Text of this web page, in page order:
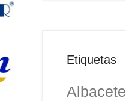
Etiquetas
Albacete